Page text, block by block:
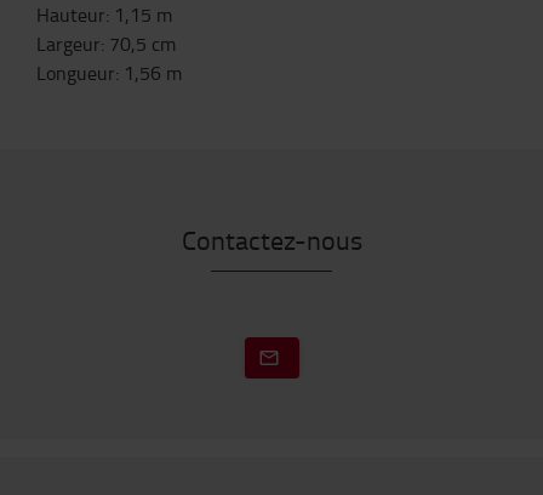
Hauteur: 1,15 m
Largeur: 70,5 cm
Longueur: 1,56 m
Contactez-nous